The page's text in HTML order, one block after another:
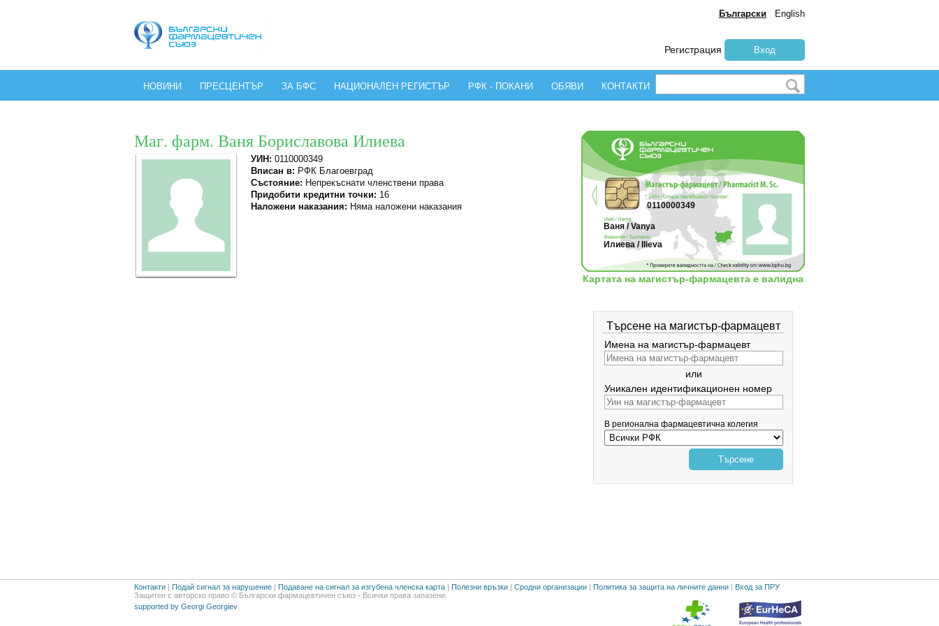
Български English
Регистрация Вход
НОВИНИ ПРЕСЦЕНТЪР ЗА БФС НАЦИОНАЛЕН РЕГИСТЪР РФК - ПОКАНИ ОБЯВИ КОНТАКТИ
Маг. фарм. Ваня Бориславова Илиева
УИН: 0110000349
Вписан в: РФК Благоевград
Състояние: Непрекъснати членствени права
Придобити кредитни точки: 16
Наложени наказания: Няма наложени наказания 0110000349
Ваня / Vanya
Илиева / Ilieva
Картата на магистър-фармацевта е валидна
Търсене на магистър-фармацевт
Имена на магистър-фармацевт
или
Уникален идентификационен номер
В регионална фармацевтична колегия
Търсене
Контакти | Подай сигнал за нарушение | Подаване на сигнал за изгубена членска карта | Полезни връзки | Сродни организации | Политика за защита на личните данни | Вход за ПРУ
Защитен с авторско право © Български фармацевтичен съюз - Всички права запазени.
supported by Georgi Georgiev